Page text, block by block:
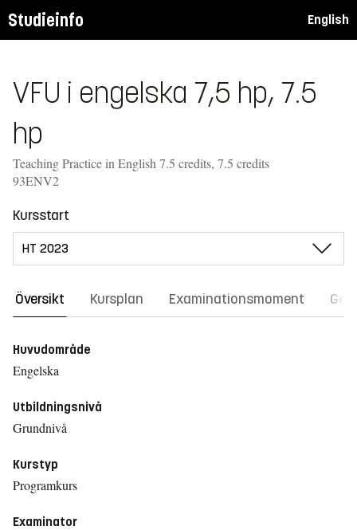
Studieinfo English
VFU i engelska 7,5 hp, 7.5
hp
Teaching Practice in English 7.5 credits, 7.5 credits
93ENV2
Kursstart
Översikt Kursplan Examinationsmoment
Huvudområde
Engelska
Utbildningsnivå
Grundnivå
Kurstyp
Programkurs
Examinator